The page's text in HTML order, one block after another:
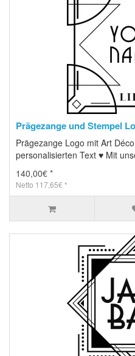
Prägezange und Stempel
Prägezange Logo mit Art
personalisierten Text ♥ Mit
140,00€ *
Netto 117,65€ *